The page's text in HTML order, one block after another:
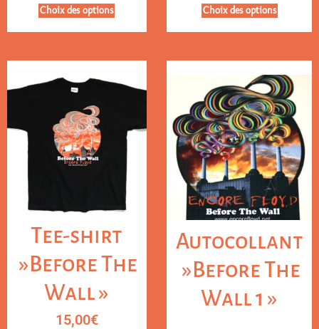
Choix des options Choix des options
Tee-shirt
»Before The
Wall »
15,00€
Autocollant
»Before The
Wall 1 »